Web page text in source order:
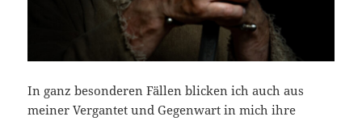
In ganz besonderen Fällen blicken ich auch aus
meiner Vergantet und Gegenwart in mich ihre